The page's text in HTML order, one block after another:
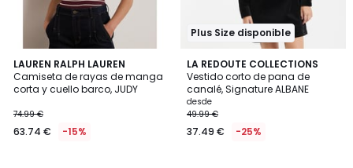
LAUREN RALPH LAUREN
Camiseta de rayas de manga
corta y cuello barco, JUDY
74.99 €
63.74 € -15%
Plus Size disponible
LA REDOUTE COLLECTIONS
Vestido corto de pana de
canalé, Signature ALBANE
desde
49.99 €
37.49 € -25%
4,3
/ 5
2
Colores